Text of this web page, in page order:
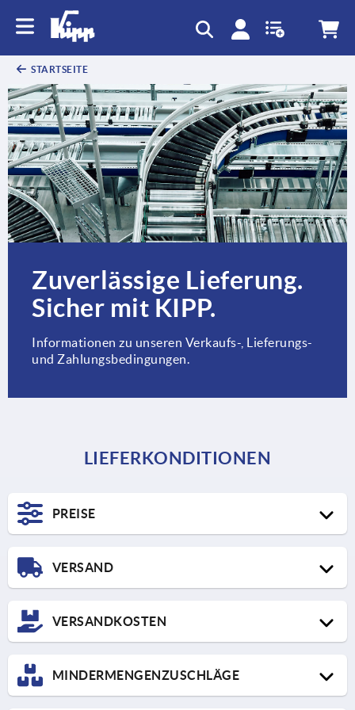
STARTSEITE
Zuverlässige Lieferung.
Sicher mit KIPP.
Informationen zu unseren Verkaufs-, Lieferungs-
und Zahlungsbedingungen.
LIEFERKONDITIONEN
PREISE
VERSAND
VERSANDKOSTEN
Hier finden Sie die Preisstaffel für den UPS Standard
Versand und weitere Informationen zum Express Versand.
MINDERMENGENZUSCHLÄGE